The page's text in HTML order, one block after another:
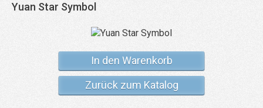
Yuan Star Symbol
In den Warenkorb
Zurück zum Katalog